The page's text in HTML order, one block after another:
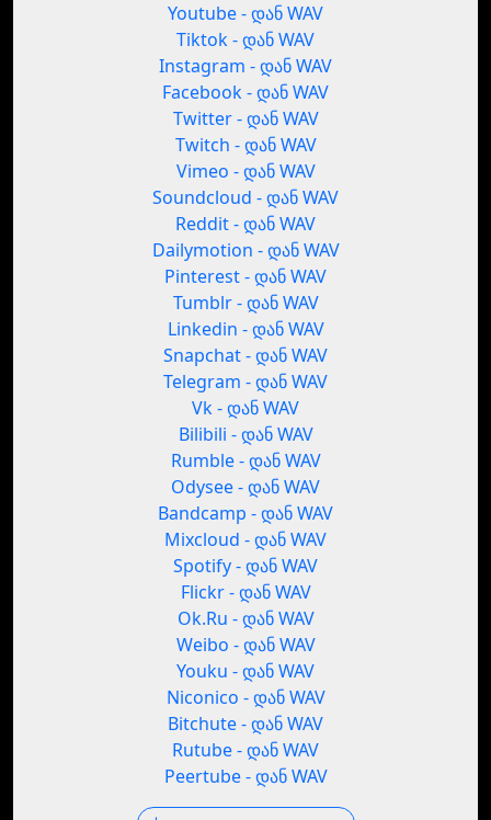
Youtube - დან WAV
Tiktok - დან WAV
Instagram - დან WAV
Facebook - დან WAV
Twitter - დან WAV
Twitch - დან WAV
Vimeo - დან WAV
Soundcloud - დან WAV
Reddit - დან WAV
Dailymotion - დან WAV
Pinterest - დან WAV
Tumblr - დან WAV
Linkedin - დან WAV
Snapchat - დან WAV
Telegram - დან WAV
Vk - დან WAV
Bilibili - დან WAV
Rumble - დან WAV
Odysee - დან WAV
Bandcamp - დან WAV
Mixcloud - დან WAV
Spotify - დან WAV
Flickr - დან WAV
Ok.Ru - დან WAV
Weibo - დან WAV
Youku - დან WAV
Niconico - დან WAV
Bitchute - დან WAV
Rutube - დან WAV
Peertube - დან WAV